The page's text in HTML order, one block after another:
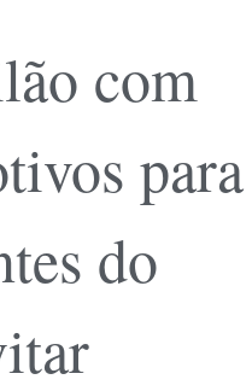
com
para
do